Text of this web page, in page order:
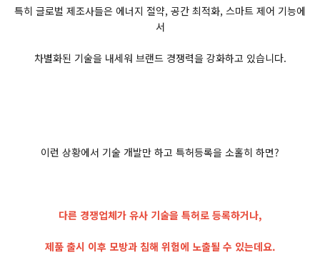
특히 글로벌 제조사들은 에너지 절약, 공간 최적화, 스마트 제어 기능에
서
차별화된 기술을 내세워 브랜드 경쟁력을 강화하고 있습니다.
이런 상황에서 기술 개발만 하고 특허등록을 소홀히 하면?​
다른 경쟁업체가 유사 기술을 특허로 등록하거나,
제품 출시 이후 모방과 침해 위험에 노출될 수 있는데요.